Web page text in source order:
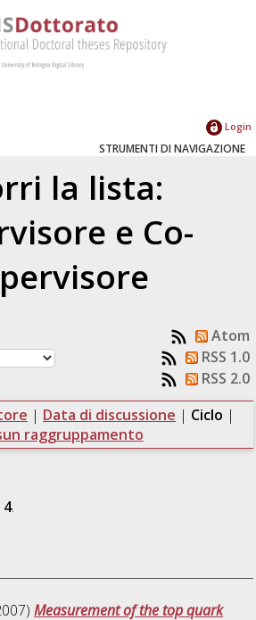
Login
STRUMENTI DI NAVIGAZIONE
la lista:
e Co-
Atom
RSS 1.0
RSS 2.0
| Data di discussione | Ciclo |
raggruppamento
4.
Measurement of the top quark